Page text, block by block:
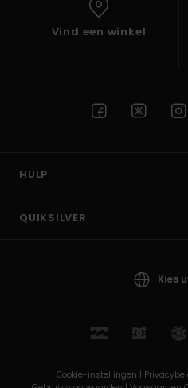
Vind een winkel
HULP
QUIKSILVER
Kies
Cookie-instellingen |